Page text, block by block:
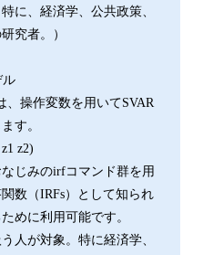
、経済学、公共政策、
究者。）
ル
、操作変数を用いてSVAR
す。
z2)
じみのirfコマンド群を用
数（IRFs）として知られ
めに利用可能です。
が対象。特に経済学、